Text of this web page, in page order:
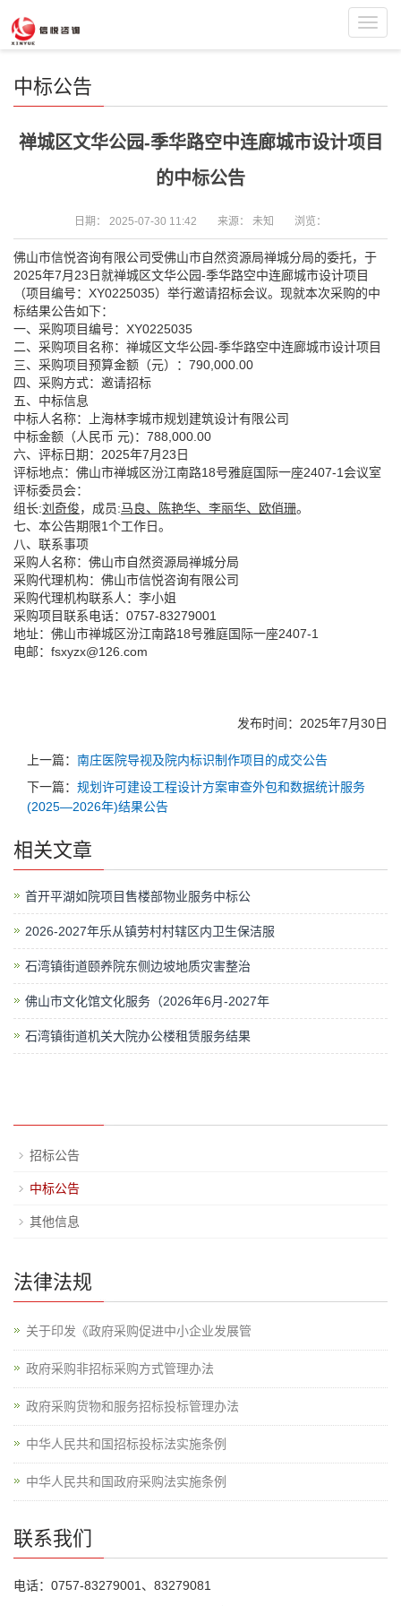
中标公告
禅城区文华公园-季华路空中连廊城市设计项目
的中标公告
日期： 2025-07-30 11:42 来源： 未知 浏览：
佛山市信悦咨询有限公司受佛山市自然资源局禅城分局的委托，于
2025年7月23日就禅城区文华公园-季华路空中连廊城市设计项目
（项目编号：XY0225035）举行邀请招标会议。现就本次采购的中
标结果公告如下：
一、采购项目编号：XY0225035
二、采购项目名称：禅城区文华公园-季华路空中连廊城市设计项目
三、采购项目预算金额（元）：790,000.00
四、采购方式：邀请招标
五、中标信息
中标人名称：上海林李城市规划建筑设计有限公司
中标金额（人民币 元)：788,000.00
六、评标日期：2025年7月23日
评标地点：佛山市禅城区汾江南路18号雅庭国际一座2407-1会议室
评标委员会：
组长:刘奇俊，成员:马良、陈艳华、李丽华、欧俏珊。
七、本公告期限1个工作日。
八、联系事项
采购人名称：佛山市自然资源局禅城分局
采购代理机构：佛山市信悦咨询有限公司
采购代理机构联系人：李小姐
采购项目联系电话：0757-83279001
地址：佛山市禅城区汾江南路18号雅庭国际一座2407-1
电邮：fsxyzx@126.com
发布时间：2025年7月30日
上一篇： 南庄医院导视及院内标识制作项目的成交公告
下一篇： 规划许可建设工程设计方案审查外包和数据统计服务
(2025—2026年)结果公告
相关文章
首开平湖如院项目售楼部物业服务中标公
2026-2027年乐从镇劳村村辖区内卫生保洁服
石湾镇街道颐养院东侧边坡地质灾害整治
佛山市文化馆文化服务（2026年6月-2027年
石湾镇街道机关大院办公楼租赁服务结果
招标公告
中标公告
其他信息
法律法规
关于印发《政府采购促进中小企业发展管
政府采购非招标采购方式管理办法
政府采购货物和服务招标投标管理办法
中华人民共和国招标投标法实施条例
中华人民共和国政府采购法实施条例
联系我们
电话：0757-83279001、83279081